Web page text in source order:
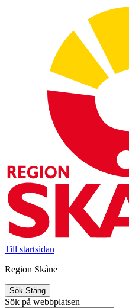
Till startsidan
Region Skåne
Sök Stäng
Sök på webbplatsen